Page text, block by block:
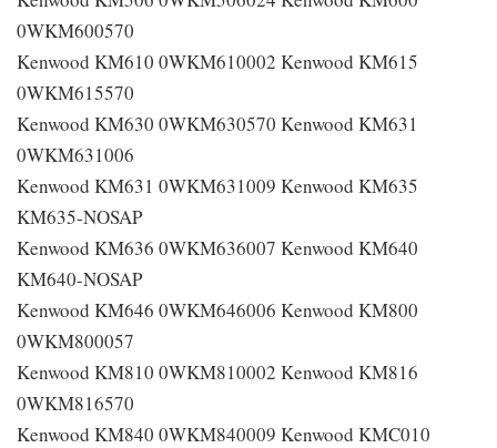
0WKM600570
Kenwood KM610 0WKM610002 Kenwood KM615
0WKM615570
Kenwood KM630 0WKM630570 Kenwood KM631
0WKM631006
Kenwood KM631 0WKM631009 Kenwood KM635
KM635-NOSAP
Kenwood KM636 0WKM636007 Kenwood KM640
KM640-NOSAP
Kenwood KM646 0WKM646006 Kenwood KM800
0WKM800057
Kenwood KM810 0WKM810002 Kenwood KM816
0WKM816570
Kenwood KM840 0WKM840009 Kenwood KMC010